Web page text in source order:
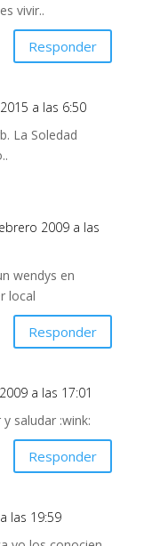
vivir..
Responder
a las 6:50
La Soledad
2009 a las
wendys en
local
Responder
a las 17:01
saludar :wink:
Responder
las 19:59